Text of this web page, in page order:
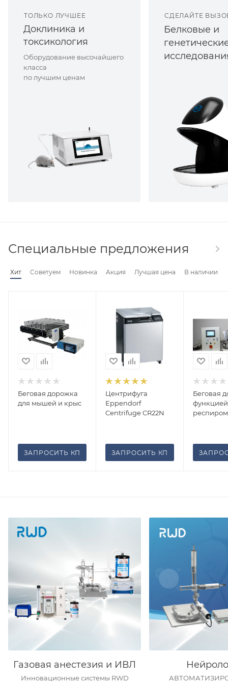
ТОЛЬКО ЛУЧШЕЕ
Доклиника и
токсикология
Оборудование высочайшего
класса
по лучшим ценам
СДЕЛАЙТЕ
Белковые и
Специальные предложения
Хит Советуем Новинка Акция Лучшая цена В наличии
Беговая дорожка
для мышей и крыс
ЗАПРОСИТЬ КП
Центрифуга
Eppendorf
Centrifuge CR22N
ЗАПРОСИТЬ КП
Беговая
функцией
Газовая анестезия и ИВЛ
Инновационные системы RWD